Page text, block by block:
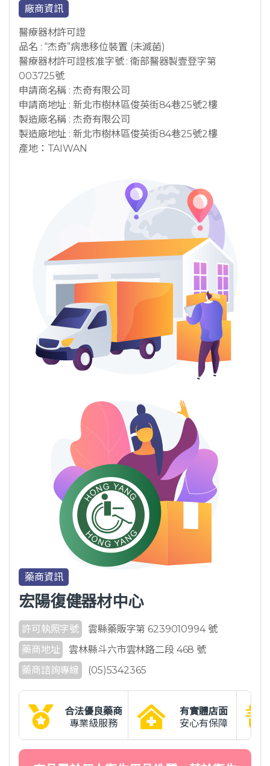
廠商資訊
醫療器材許可證
品名 : “杰奇”病患移位裝置 (未滅菌)
醫療器材許可證核准字號 : 衛部醫器製壹登字第
003725號
申請商名稱 : 杰奇有限公司
申請商地址 : 新北市樹林區俊英街84巷25號2樓
製造廠名稱 : 杰奇有限公司
製造廠地址 : 新北市樹林區俊英街84巷25號2樓
產地：TAIWAN
藥商資訊
宏陽復健器材中心
許可執照字號
雲縣藥販字第 6239010994 號
藥商地址
雲林縣斗六市雲林路二段 468 號
藥商諮詢專線
(05)5342365
合法優良藥商
專業級服務
有實體店面
安心有保障